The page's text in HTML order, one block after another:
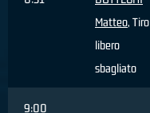
Matteo, Tiro
libero
sbagliato
9:00